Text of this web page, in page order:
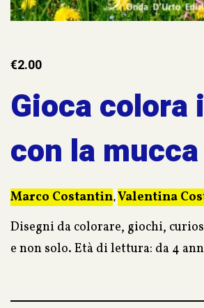
Gioca colora
con la
€2.00
Marco Costantin,Valentina
Disegni da colorare, giochi,
e non solo. Età di lettura: da 4